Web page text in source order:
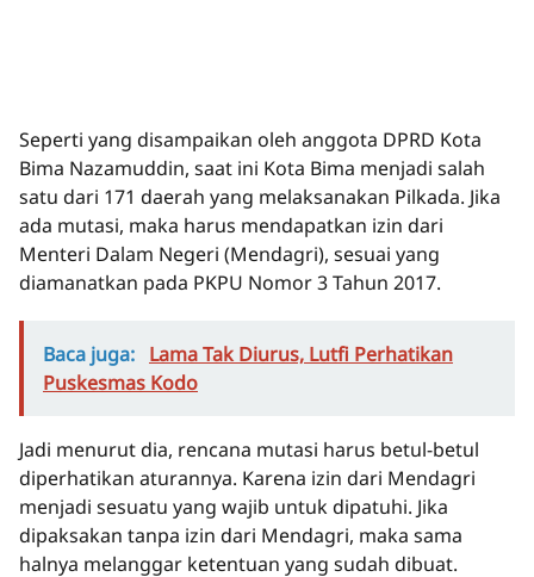
Seperti yang disampaikan oleh anggota DPRD Kota
Bima Nazamuddin, saat ini Kota Bima menjadi salah
satu dari 171 daerah yang melaksanakan Pilkada. Jika
ada mutasi, maka harus mendapatkan izin dari
Menteri Dalam Negeri (Mendagri), sesuai yang
diamanatkan pada PKPU Nomor 3 Tahun 2017.
Baca juga: Lama Tak Diurus, Lutfi Perhatikan
Puskesmas Kodo
Jadi menurut dia, rencana mutasi harus betul-betul
diperhatikan aturannya. Karena izin dari Mendagri
menjadi sesuatu yang wajib untuk dipatuhi. Jika
dipaksakan tanpa izin dari Mendagri, maka sama
halnya melanggar ketentuan yang sudah dibuat.